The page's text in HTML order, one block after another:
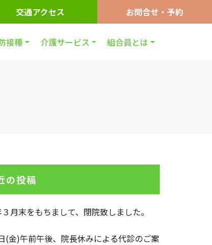
交通アクセス お問合せ・予約
接種 介護サービス 組合員とは
の投稿
月末をもちまして、閉院致しました。
(金)午前午後、院長休みによる代診のご案